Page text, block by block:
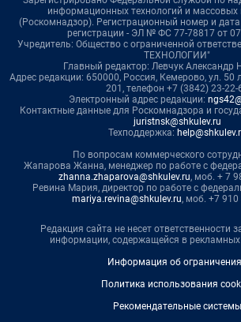
информационных технологий и
(Роскомнадзор). Регистрационный номер и
регистрации - ЭЛ № ФС 77-78817 от
Учредитель: Общество с ограниченной
ТЕХНОЛОГИИ"
Главный редактор: Левчук Александр
Адрес редакции: 650000, Россия, Кемерово, ул. 50
201, телефон +7 (3842) 23-22-
Электронный адрес редакции:
Контактные данные для Роскомнадзора и
juristnsk@shkulev.ru
Техподдержка:
По вопросам коммерческого
Жапарова Жанна, менеджер по работе с
zhanna.zhaparova@shkulev.ru, моб. + 7
Ревина Мария, директор по работе с
mariya.revina@shkulev.ru, моб. +7 910
Редакция сайта не несет ответственности
информации, содержащейся в рекламных
Информация об
Политика использования
Рекомендательные системы